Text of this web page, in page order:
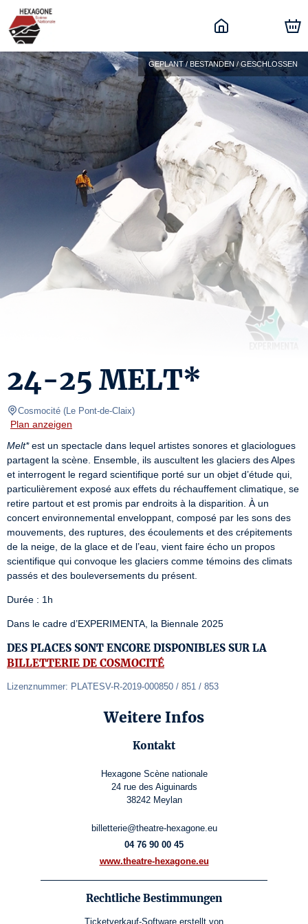
GEPLANT / BESTANDEN / GESCHLOSSEN
24-25 MELT*
Cosmocité (Le Pont-de-Claix)
Plan anzeigen
Melt* est un spectacle dans lequel artistes sonores et glaciologues
partagent la scène. Ensemble, ils auscultent les glaciers des Alpes
et interrogent le regard scientifique porté sur un objet d’étude qui,
particulièrement exposé aux effets du réchauffement climatique, se
retire partout et est promis par endroits à la disparition. À un
concert environnemental enveloppant, composé par les sons des
mouvements, des ruptures, des écoulements et des crépitements
de la neige, de la glace et de l’eau, vient faire écho un propos
scientifique qui convoque les glaciers comme témoins des climats
passés et des bouleversements du présent.
Durée : 1h
Dans le cadre d’EXPERIMENTA, la Biennale 2025
DES PLACES SONT ENCORE DISPONIBLES SUR LA
BILLETTERIE DE COSMOCITÉ
Lizenznummer: PLATESV-R-2019-000850 / 851 / 853
Weitere Infos
Kontakt
Hexagone Scène nationale
24 rue des Aiguinards
38242 Meylan
billetterie@theatre-hexagone.eu
04 76 90 00 45
www.theatre-hexagone.eu
Rechtliche Bestimmungen
Ticketverkauf-Software erstellt von